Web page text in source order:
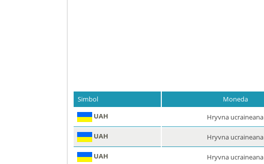
Simbol Moneda
UAH Hryvna ucraineana
UAH Hryvna ucraineana
UAH Hryvna ucraineana